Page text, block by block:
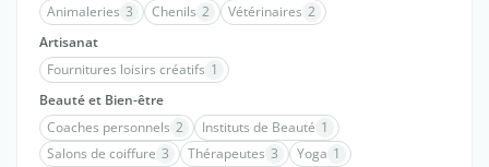
Animaleries 3 Chenils 2 Vétérinaires 2
Artisanat
Fournitures loisirs créatifs 1
Beauté et Bien-être
Coaches personnels 2 Instituts de Beauté 1
Salons de coiffure 3 Thérapeutes 3 Yoga 1